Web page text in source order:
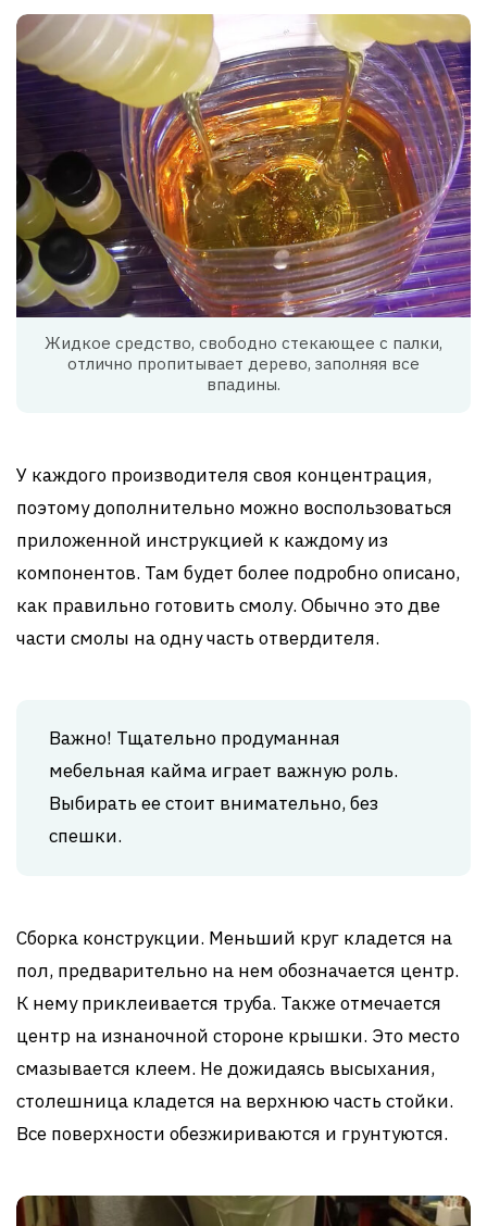
Жидкое средство, свободно стекающее с палки,
отлично пропитывает дерево, заполняя все
впадины.
У каждого производителя своя концентрация,
поэтому дополнительно можно воспользоваться
приложенной инструкцией к каждому из
компонентов. Там будет более подробно описано,
как правильно готовить смолу. Обычно это две
части смолы на одну часть отвердителя.
Важно! Тщательно продуманная
мебельная кайма играет важную роль.
Выбирать ее стоит внимательно, без
спешки.
Сборка конструкции. Меньший круг кладется на
пол, предварительно на нем обозначается центр.
К нему приклеивается труба. Также отмечается
центр на изнаночной стороне крышки. Это место
смазывается клеем. Не дожидаясь высыхания,
столешница кладется на верхнюю часть стойки.
Все поверхности обезжириваются и грунтуются.